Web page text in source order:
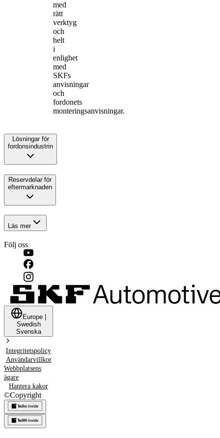
med
rätt
verktyg
och
helt
i
enlighet
med
SKFs
anvisningar
och
fordonets
monteringsanvisningar.
Lösningar för
fordonsindustrin
Reservdelar för
eftermarknaden
Läs mer
Följ oss
Europe
Swedish
Svenska
Integritetspolicy
Användarvillkor
Webbplatsens
ägare
Hantera kakor
©Copyright